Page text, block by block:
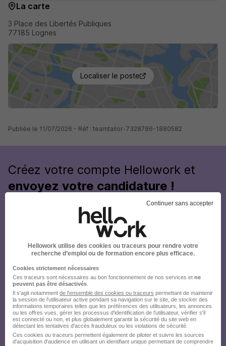
La carte
3 Place des Libertés Publiques
77185 Lognes
Localiser le poste
Publiée le 11/07/2026 - Réf : teamtailor-7328786-1880582
Créez votre compte Hellowork et
envoyez votre candidature !
Continuer sans accepter
Hellowork utilise des cookies ou traceurs pour rendre votre
recherche d’emploi ou de formation encore plus efficace.
Cookies strictement nécessaires
Ces traceurs sont nécessaires au bon fonctionnement de nos services et ne
peuvent pas être désactivés
Il s'agit notamment de l'ensemble des cookies ou traceurs permettant de maintenir
la session de l'utilisateur active pendant sa navigation sur le site, de stocker des
informations temporaires telles que les préférences des utilisateurs, les annonces
ou les offres vues, gérer les processus d'identification de l'utilisateur, vérifier s'il
est connecté ou non, et plus globalement garantir la sécurité du site web en
détectant les tentatives d'accès frauduleux ou les violations de sécurité.
Ces cookies ou traceurs permettent également de piloter et suivre les sources
d'acquisition d'audience en utilisant un identifiant unique permettant de comprendre